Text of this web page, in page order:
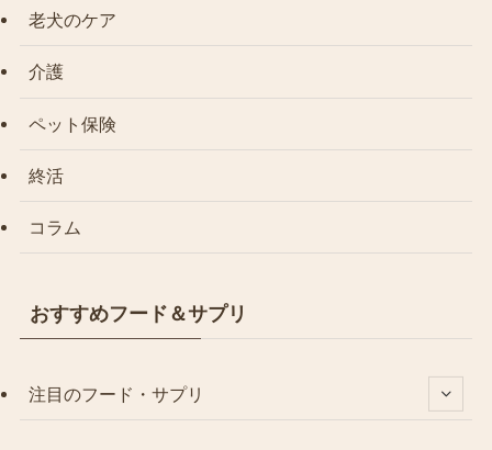
老犬のケア
介護
ペット保険
終活
コラム
おすすめフード＆サプリ
注目のフード・サプリ